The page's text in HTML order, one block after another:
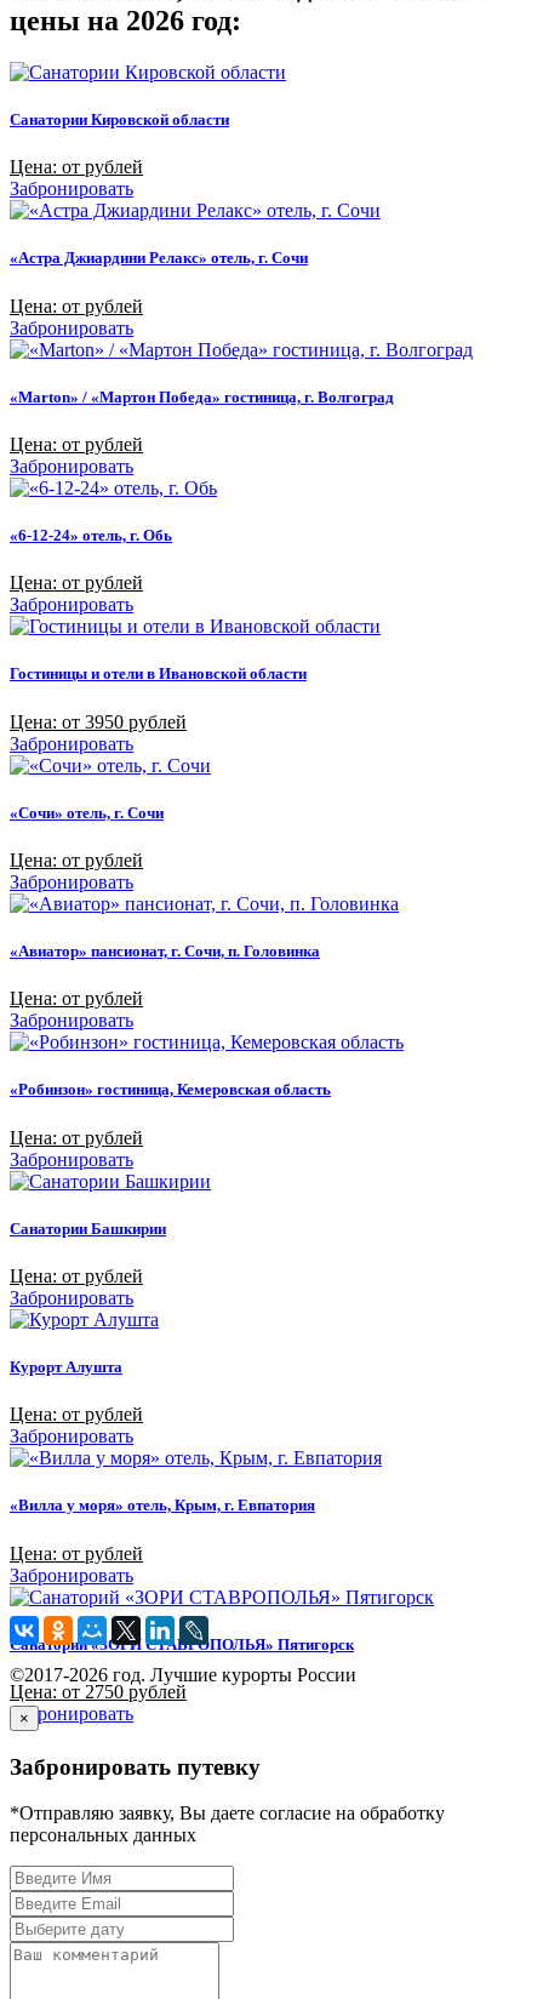
цены на 2026 год:
Санатории Кировской области
Цена: от рублей
Забронировать
«Астра Джиардини Релакс» отель, г. Сочи
Цена: от рублей
Забронировать
«Marton» / «Мартон Победа» гостиница, г. Волгоград
Цена: от рублей
Забронировать
«6-12-24» отель, г. Обь
Цена: от рублей
Забронировать
Гостиницы и отели в Ивановской области
Цена: от 3950 рублей
Забронировать
«Сочи» отель, г. Сочи
Цена: от рублей
Забронировать
«Авиатор» пансионат, г. Сочи, п. Головинка
Цена: от рублей
Забронировать
«Робинзон» гостиница, Кемеровская область
Цена: от рублей
Забронировать
Санатории Башкирии
Цена: от рублей
Забронировать
Курорт Алушта
Цена: от рублей
Забронировать
«Вилла у моря» отель, Крым, г. Евпатория
Цена: от рублей
Забронировать
Санаторий «ЗОРИ СТАВРОПОЛЬЯ» Пятигорск
Цена: от 2750 рублей
Забронировать
©2017-2026 год. Лучшие курорты России
×
Забронировать путевку
*Отправляю заявку, Вы даете согласие на обработку
персональных данных